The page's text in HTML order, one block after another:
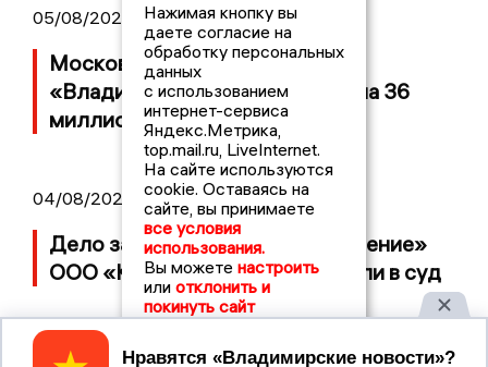
05/08/2026 08:30
Московский ЧОП подал иск к
«Владимирскому стандарту» на 36
миллионов рублей
04/08/2026 15:40
Дело застройщика ЖК «Поколение»
ООО «Капитал Строй» передали в суд
Нажимая кнопку вы
даете согласие на
обработку персональных
данных
с использованием
интернет-сервиса
Яндекс.Метрика,
top.mail.ru, LiveInternet.
На сайте используются
cookie. Оставаясь на
сайте, вы принимаете
все условия
использования.
Вы можете настроить
или отклонить и
покинуть сайт
Принять